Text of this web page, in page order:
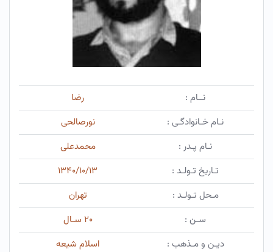
نــام :
رضا
نـام خـانوادگـی :
نورصالحی
نـام پـدر :
محمدعلی
تـاریخ تـولـد :
۱۳۴۰/۱۰/۱۳
مـحل تـولـد :
تهران
سـن :
۲۰ سـال
دیـن و مـذهب :
اسلام شیعه